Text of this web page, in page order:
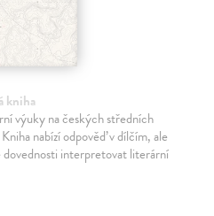
kniha
výuky na českých středních
nabízí odpověď v dílčím, ale
interpretovat literární